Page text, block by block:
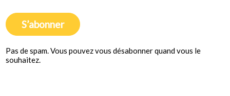
S’abonner
Pas de spam. Vous pouvez vous désabonner quand vous le
souhaitez.